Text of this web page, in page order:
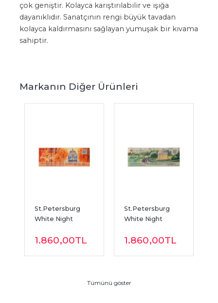
çok geniştir. Kolayca karıştırılabilir ve ışığa
dayanıklıdır. Sanatçının rengi büyük tavadan
kolayca kaldırmasını sağlayan yumuşak bir kıvama
sahiptir.
Markanın Diğer Ürünleri
St.Petersburg
White Night
Seti 8 Renk
1.860,00TL
St.Petersburg
White Night
Seti 8 Renk
1.860,00TL
Tümünü göster